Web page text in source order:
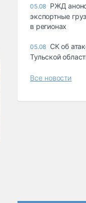
05.08 РЖД
экспортные
в регионах
05.08 СК об
Тульской
Все новости